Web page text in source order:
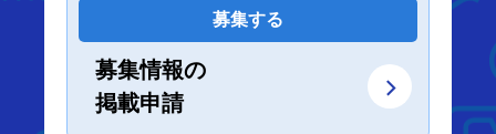
募集する
募集情報の
掲載申請